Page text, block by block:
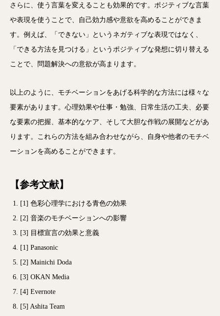
さらに、使う言葉を変えることも効果的です。ポジティブな言葉
や表現を使うことで、自己効力感や意欲を高めることができま
す。例えば、「できない」というネガティブな表現ではなく、
「できる方法を見つける」というポジティブな発想に切り替える
ことで、問題解決への意欲が高まります。
以上のように、モチベーションをあげる科学的な方法には様々な
要素があります。心理効果や仕事・勉強、日常生活の工夫、必要
な要素の把握、基本的なケア、そして大胆な作戦の展開などがあ
ります。これらの方法を組み合わせながら、自身や他者のモチベ
ーションを高めることができます。
【参考文献】
[1] 色彩心理学における青色の効果
[2] 音楽のモチベーションへの影響
[3] 目標宣言の効果と意義
[1] Panasonic
[2] Mainichi Doda
[3] OKAN Media
[4] Evernote
[5] Ashita Team